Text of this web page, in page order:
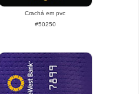
Crachá em pvc
#50250